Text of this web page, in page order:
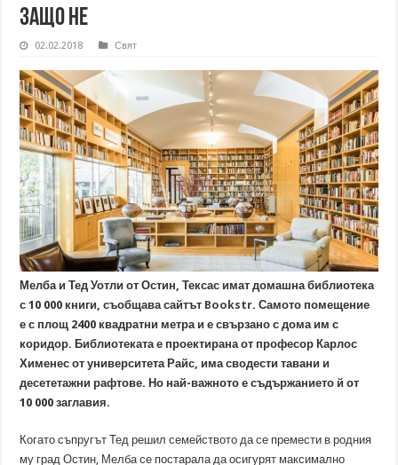
Защо не
02.02.2018 Свят
Мелба и Тед Уотли от Остин, Тексас имат домашна библиотека
с 10 000 книги, съобщава сайтът Bookstr. Самото помещение
е с площ 2400 квадратни метра и е свързано с дома им с
коридор. Библиотеката е проектирана от професор Карлос
Хименес от университета Райс, има сводести тавани и
десететажни рафтове. Но най-важното е съдържанието й от
10 000 заглавия.
Когато съпругът Тед решил семейството да се премести в родния
му град Остин, Мелба се постарала да осигурят максимално